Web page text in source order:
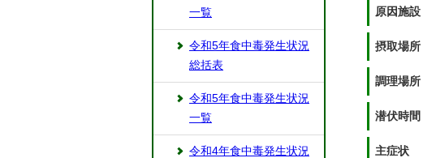
原因施設
摂取場所
調理場所
潜伏時間
主症状
一覧
令和5年食中毒発生状況
総括表
令和5年食中毒発生状況
一覧
令和4年食中毒発生状況